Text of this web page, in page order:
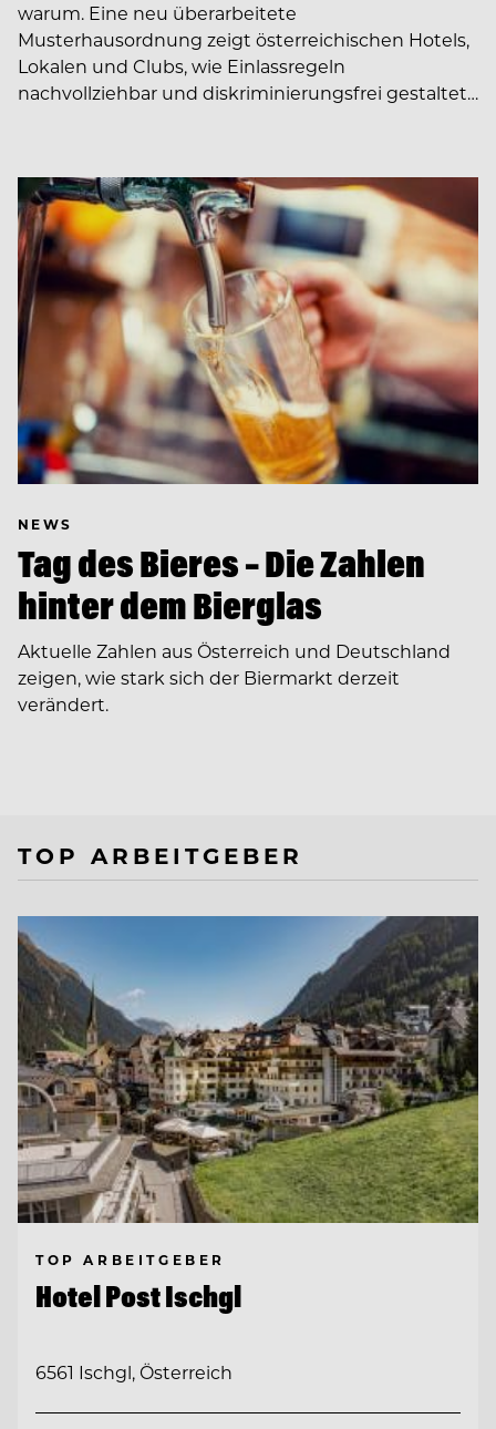
warum. Eine neu überarbeitete
Musterhausordnung zeigt österreichischen Hotels,
Lokalen und Clubs, wie Einlassregeln
nachvollziehbar und diskriminierungsfrei gestaltet…
NEWS
Tag des Bieres – Die Zahlen
hinter dem Bierglas
Aktuelle Zahlen aus Österreich und Deutschland
zeigen, wie stark sich der Biermarkt derzeit
verändert.
TOP ARBEITGEBER
TOP ARBEITGEBER
Hotel Post Ischgl
6561 Ischgl, Österreich